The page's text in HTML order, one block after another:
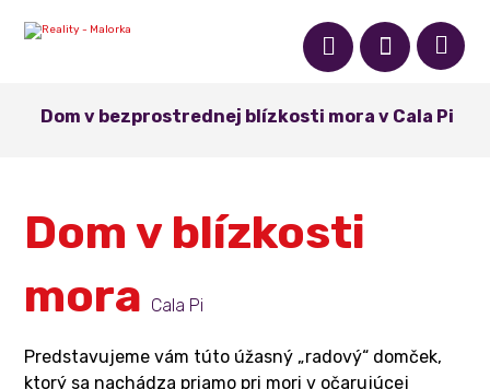
Dom v bezprostrednej blízkosti mora v Cala Pi
Dom v blízkosti
mora Cala Pi
Predstavujeme vám túto úžasný „radový“ domček,
ktorý sa nachádza priamo pri mori v očarujúcej